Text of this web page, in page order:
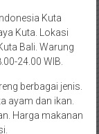
Kuta
Kuta. Lokasi
Bali. Warung
24.00 WIB.
berbagai jenis.
ayam dan ikan.
Harga makanan